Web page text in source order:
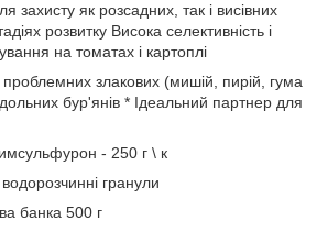
захисту як розсадних, так і висівних
розвитку Висока селективність і
на томатах і картоплі
злакових (мишій, пирій, гума
бур'янів * Ідеальний партнер для
- 250 г \ к
водорозчинні гранули
банка 500 г